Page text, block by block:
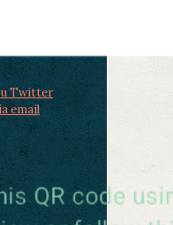
Twitter
email